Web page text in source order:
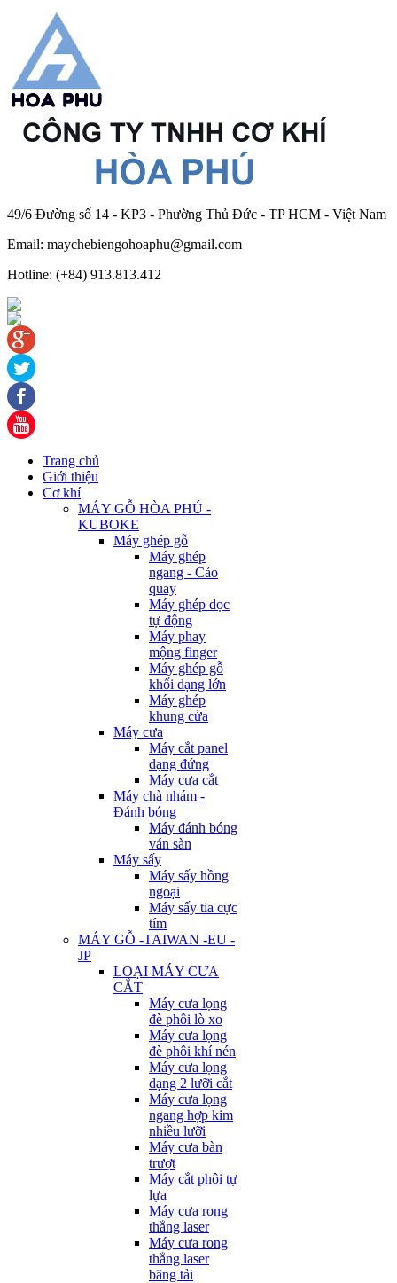
49/6 Đường số 14 - KP3 - Phường Thủ Đức - TP HCM - Việt Nam
Email: maychebiengohoaphu@gmail.com
Hotline: (+84) 913.813.412
Trang chủ
Giới thiệu
Cơ khí
MÁY GỖ HÒA PHÚ -
KUBOKE
Máy ghép gỗ
Máy ghép
ngang - Cảo
quay
Máy ghép dọc
tự động
Máy phay
mộng finger
Máy ghép gỗ
khối dạng lớn
Máy ghép
khung cửa
Máy cưa
Máy cắt panel
dạng đứng
Máy cưa cắt
Máy chà nhám -
Đánh bóng
Máy đánh bóng
ván sàn
Máy sấy
Máy sấy hồng
ngoại
Máy sấy tia cực
tím
MÁY GỖ -TAIWAN -EU -
JP
LOẠI MÁY CƯA
CẮT
Máy cưa lọng
đè phôi lò xo
Máy cưa lọng
đè phôi khí nén
Máy cưa lọng
dạng 2 lưỡi cắt
Máy cưa lọng
ngang hợp kim
nhiều lưỡi
Máy cưa bàn
trượt
Máy cắt phôi tự
lựa
Máy cưa rong
thẳng laser
Máy cưa rong
thẳng laser
băng tải